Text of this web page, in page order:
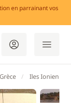
en parrainant vos
Grèce Iles Ioniennes